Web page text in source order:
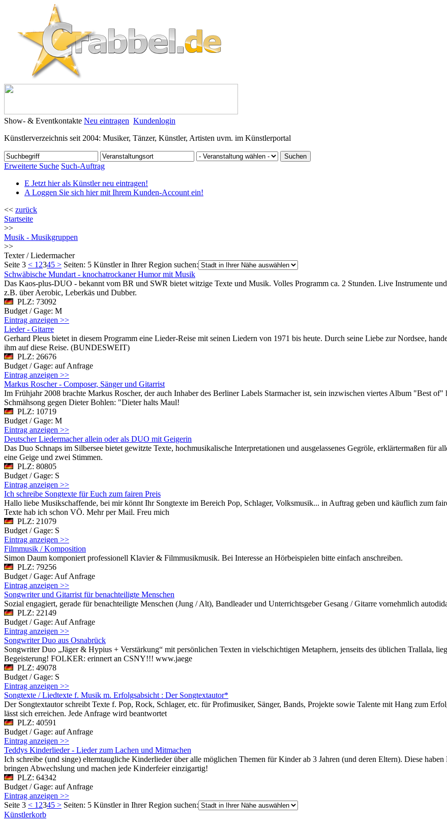
Show- & Eventkontakte Neu eintragen Kundenlogin
Künstlerverzeichnis seit 2004: Musiker, Tänzer, Künstler, Artisten uvm. im Künstlerportal
Erweiterte Suche Such-Auftrag
E Jetzt hier als Künstler neu eintragen!
A Loggen Sie sich hier mit Ihrem Kunden-Account ein!
<< zurück
Startseite
>>
Musik - Musikgruppen
>>
Texter / Liedermacher
Seite 3 < 1 2345 > Seiten: 5 Künstler in Ihrer Region suchen:
Schwäbische Mundart - knochatrockaner Humor mit Musik
Das Kaos-plus-DUO - bekannt vom BR und SWR bietet witzige Texte und Musik. Volles Programm ca. 2 Stunden. Live Instrumente
z.B. über Aerobic, Leberkäs und Dubber.
PLZ: 73092
Budget / Gage: M
Eintrag anzeigen >>
Lieder - Gitarre
Gerhard Pleus bietet in diesem Programm eine Lieder-Reise mit seinen Liedern von 1971 bis heute. Durch seine Liebe zur Nordsee,
ihm auf diese Reise. (BUNDESWEIT)
PLZ: 26676
Budget / Gage: auf Anfrage
Eintrag anzeigen >>
Markus Roscher - Composer, Sänger und Gitarrist
Im Frühjahr 2008 brachte Markus Roscher, der auch Inhaber des Berliner Labels Starmacher ist, sein inzwischen viertes Album "Best
Schmähsong gegen Dieter Bohlen: "Dieter halts Maul!
PLZ: 10719
Budget / Gage: M
Eintrag anzeigen >>
Deutscher Liedermacher allein oder als DUO mit Geigerin
Das Duo Schnaps im Silbersee bietet gewitzte Texte, hochmusikalische Interpretationen und ausgelassenes Gegröle, erklärtermaßen für
eine Geige und zwei Stimmen.
PLZ: 80805
Budget / Gage: S
Eintrag anzeigen >>
Ich schreibe Songtexte für Euch zum fairen Preis
Hallo liebe Musikschaffende, bei mir könnt Ihr Songtexte im Bereich Pop, Schlager, Volksmusik... in Auftrag geben und käuflich zum
Texte hab ich schon VÖ. Mehr per Mail. Freu mich
PLZ: 21079
Budget / Gage: S
Eintrag anzeigen >>
Filmmusik / Komposition
Simon Daum komponiert professionell Klavier & Filmmusikmusik. Bei Interesse an Hörbeispielen bitte einfach anschreiben.
PLZ: 79256
Budget / Gage: Auf Anfrage
Eintrag anzeigen >>
Songwriter und Gitarrist für benachteiligte Menschen
Sozial engagiert, gerade für benachteiligte Menschen (Jung / Alt), Bandleader und Unterrichtsgeber Gesang / Gitarre vornehmlich
PLZ: 22149
Budget / Gage: Auf Anfrage
Eintrag anzeigen >>
Songwriter Duo aus Osnabrück
Songwriter Duo „Jäger & Hypius + Verstärkung“ mit persönlichen Texten in vielschichtigen Metaphern, jenseits des üblichen Trallala,
Begeisterung! FOLKER: erinnert an CSNY!!! www.jaege
PLZ: 49078
Budget / Gage: S
Eintrag anzeigen >>
Songtexte / Liedtexte f. Musik m. Erfolgsabsicht : Der Songtextautor*
Der Songtextautor schreibt Texte f. Pop, Rock, Schlager, etc. für Profimusiker, Sänger, Bands, Projekte sowie Talente mit Hang zum
lässt sich erreichen. Jede Anfrage wird beantwortet
PLZ: 40591
Budget / Gage: auf Anfrage
Eintrag anzeigen >>
Teddys Kinderlieder - Lieder zum Lachen und Mitmachen
Ich schreibe (und singe) elterntaugliche Kinderlieder über alle möglichen Themen für Kinder ab 3 Jahren (und deren Eltern). Diese
bringen Abwechslung und machen jede Kinderfeier einzigartig!
PLZ: 64342
Budget / Gage: auf Anfrage
Eintrag anzeigen >>
Seite 3 < 1 2345 > Seiten: 5 Künstler in Ihrer Region suchen:
Künstlerkorb